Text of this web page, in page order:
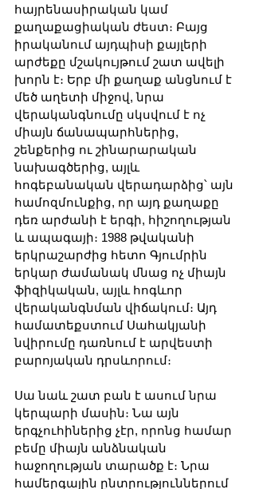
հայրենասիրական կամ
քաղաքացիական ժեստ։ Բայց
իրականում այդպիսի քայլերի
արժեքը մշակույթում շատ ավելի
խորն է։ Երբ մի քաղաք անցնում է
մեծ աղետի միջով, նրա
վերականգնումը սկսվում է ոչ
միայն ճանապարհներից,
շենքերից ու շինարարական
նախագծերից, այլև
հոգեբանական վերադարձից՝ այն
համոզմունքից, որ այդ քաղաքը
դեռ արժանի է երգի, հիշողության
և ապագայի։ 1988 թվականի
երկրաշարժից հետո Գյումրին
երկար ժամանակ մնաց ոչ միայն
ֆիզիկական, այլև հոգևոր
վերականգնման վիճակում։ Այդ
համատեքստում Սահակյանի
նվիրումը դառնում է արվեստի
բարոյական դրսևորում։
Սա նաև շատ բան է ասում նրա
կերպարի մասին։ Նա այն
երգչուհիներից չէր, որոնց համար
բեմը միայն անձնական
հաջողության տարածք է։ Նրա
համերգային ընտրություններում